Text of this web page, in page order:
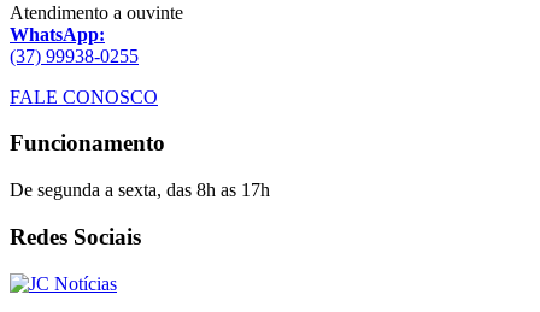
Atendimento a ouvinte
WhatsApp:
(37) 99938-0255
FALE CONOSCO
Funcionamento
De segunda a sexta, das 8h as 17h
Redes Sociais